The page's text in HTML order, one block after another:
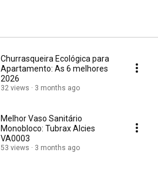
Churrasqueira Ecológica para
Apartamento: As 6 melhores
2026
32 views 3 months ago
Melhor Vaso Sanitário
Monobloco: Tubrax Alcies
VA0003
53 views 3 months ago